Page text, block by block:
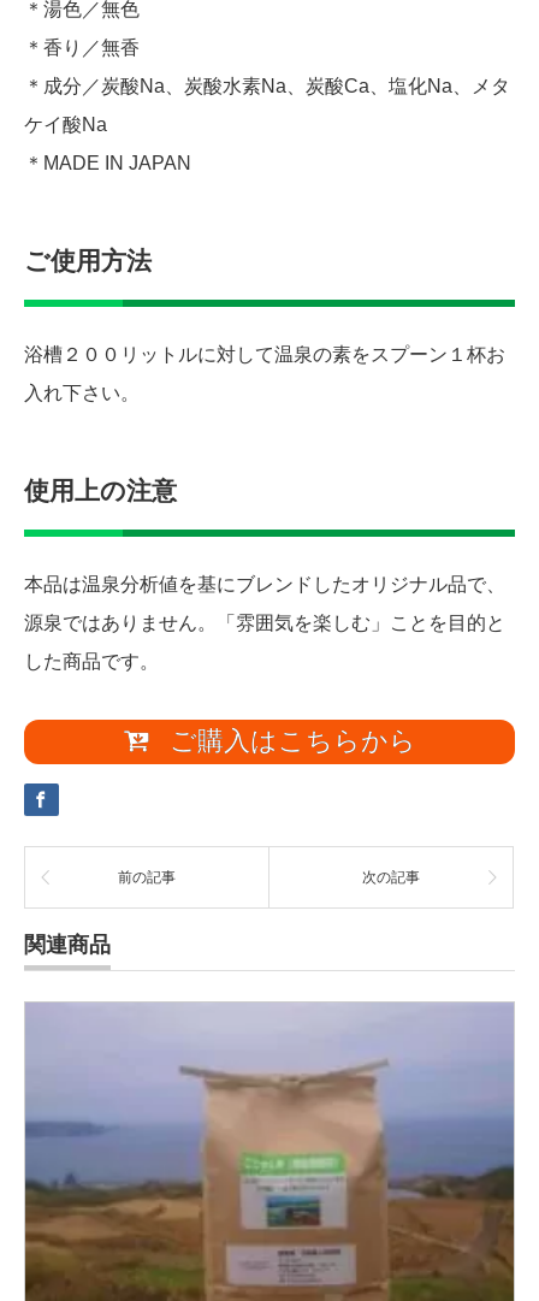
＊湯色／無色
＊香り／無香
＊成分／炭酸Na、炭酸水素Na、炭酸Ca、塩化Na、メタ
ケイ酸Na
＊MADE IN JAPAN
ご使用方法
浴槽２００リットルに対して温泉の素をスプーン１杯お
入れ下さい。
使用上の注意
本品は温泉分析値を基にブレンドしたオリジナル品で、
源泉ではありません。「雰囲気を楽しむ」ことを目的と
した商品です。
ご購入はこちらから
前の記事 次の記事
関連商品